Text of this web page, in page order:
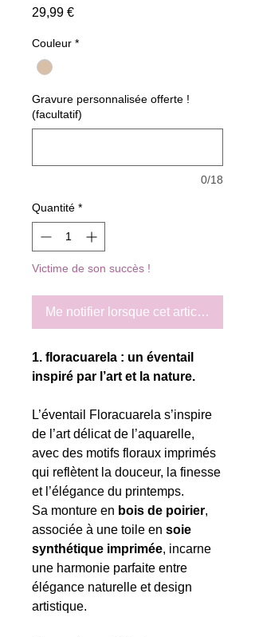
29,99 €Prix
Couleur *
Gravure personnalisée offerte !
(facultatif)
0/18
Quantité *
Victime de son succès !
Me notifier lorsque cet article est
1. floracuarela : un éventail
inspiré par l’art et la nature.
L’éventail Floracuarela s’inspire
de l’art délicat de l’aquarelle,
avec des motifs floraux imprimés
qui reflètent la douceur, la finesse
et l’élégance du printemps.
Sa monture en bois de poirier,
associée à une toile en soie
synthétique imprimée, incarne
une harmonie parfaite entre
élégance naturelle et design
artistique.